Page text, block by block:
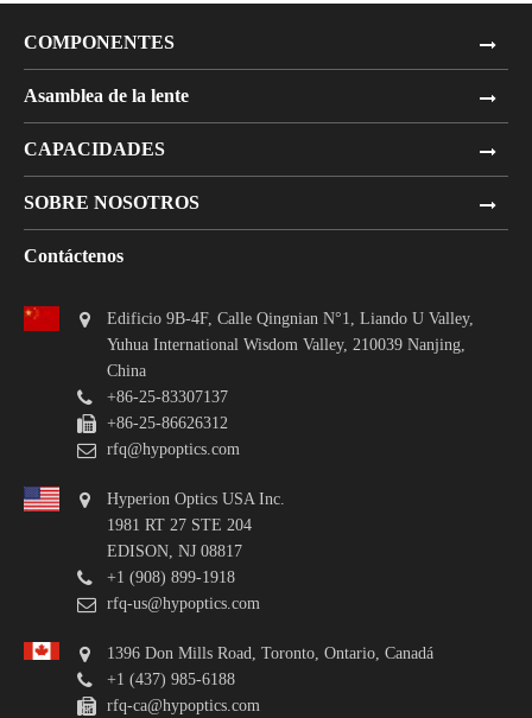
COMPONENTES
Asamblea de la lente
CAPACIDADES
SOBRE NOSOTROS
Contáctenos
Edificio 9B-4F, Calle Qingnian N°1, Liando U Valley,
Yuhua International Wisdom Valley, 210039 Nanjing,
China
+86-25-83307137
+86-25-86626312
rfq@hypoptics.com
Hyperion Optics USA Inc.
1981 RT 27 STE 204
EDISON, NJ 08817
+1 (908) 899-1918
rfq-us@hypoptics.com
1396 Don Mills Road, Toronto, Ontario, Canadá
+1 (437) 985-6188
rfq-ca@hypoptics.com